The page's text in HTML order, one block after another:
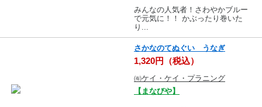
みんなの人気者！さわやかブルー
で元気に！！ かぶったり巻いた
り...
さかなのてぬぐい うなぎ
1,320円（税込）
㈲ケイ・ケイ・プラニング
【まなびや】